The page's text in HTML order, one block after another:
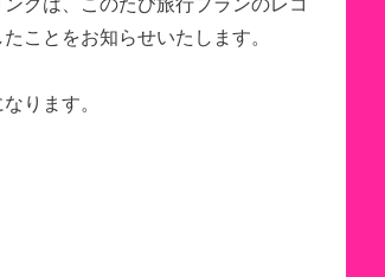
グは、このたび旅行プランのレコ
ことをお知らせいたします。
なります。